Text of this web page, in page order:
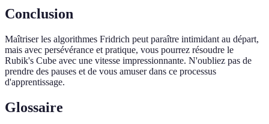
Conclusion
Maîtriser les algorithmes Fridrich peut paraître intimidant au départ,
mais avec persévérance et pratique, vous pourrez résoudre le
Rubik's Cube avec une vitesse impressionnante. N'oubliez pas de
prendre des pauses et de vous amuser dans ce processus
d'apprentissage.
Glossaire